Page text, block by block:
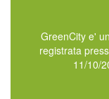
GreenCity e'
registrata
11/10/